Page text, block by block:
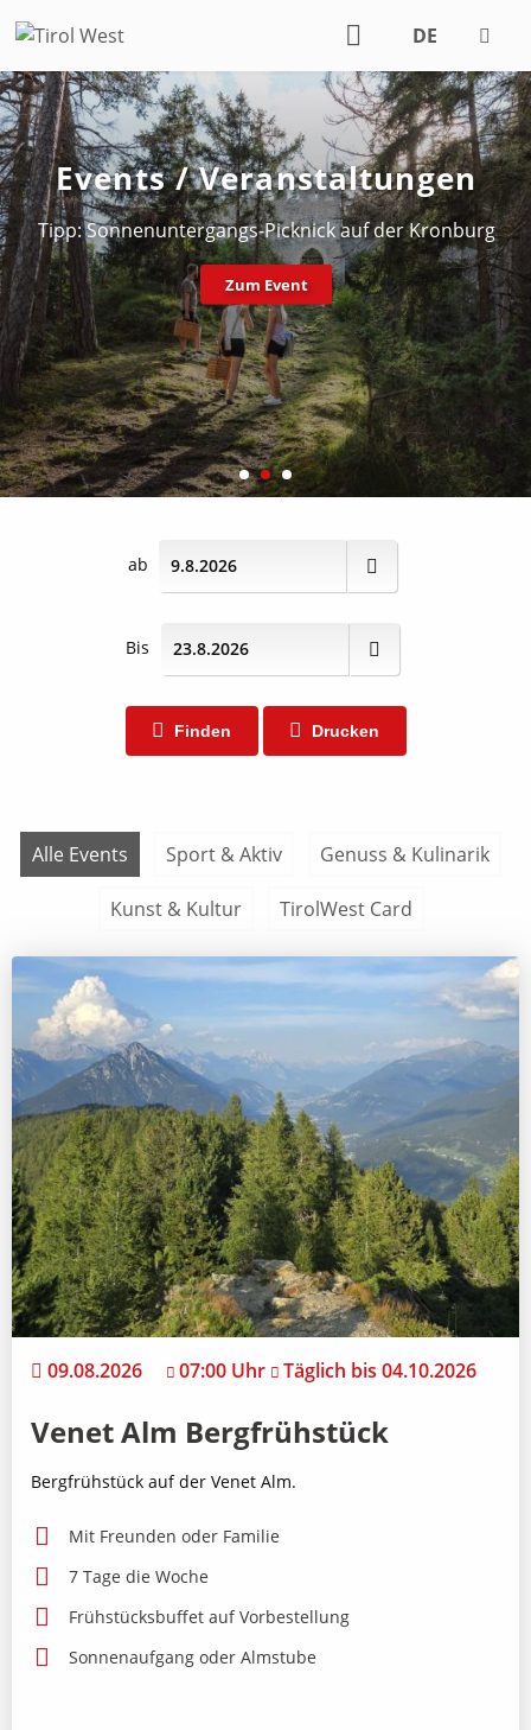
DE
EN
Events / Veranstaltungen
Tipp: Sonnenuntergangs-Picknick auf der Kronburg
Zum Event
ab
Bis
Finden Drucken
Alle Events Sport & Aktiv Genuss & Kulinarik
Kunst & Kultur TirolWest Card
09.08.2026 07:00 Uhr Täglich bis 04.10.2026
Venet Alm Bergfrühstück
Bergfrühstück auf der Venet Alm.
Mit Freunden oder Familie
7 Tage die Woche
Frühstücksbuffet auf Vorbestellung
Sonnenaufgang oder Almstube